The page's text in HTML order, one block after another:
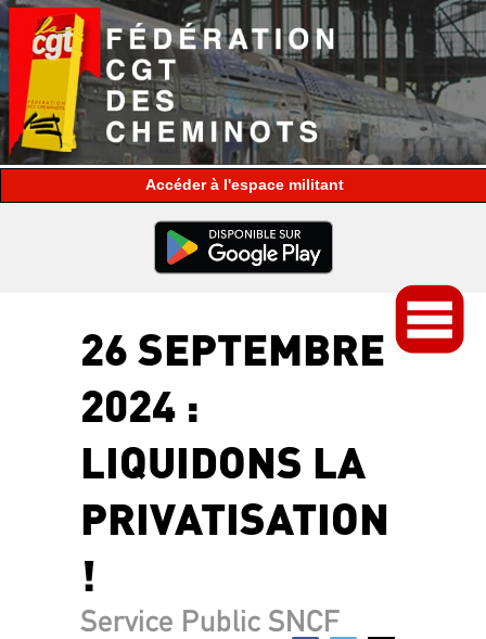
espace militant
26 SEPTEMBRE
2024 :
LIQUIDONS LA
PRIVATISATION
!
Service Public SNCF